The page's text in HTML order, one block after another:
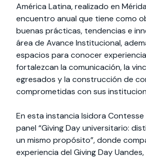
América Latina, realizado en
encuentro anual que tiene como
buenas prácticas, tendencias e
área de Avance Institucional,
espacios para conocer
fortalezcan la comunicación, la
egresados y la construcción de
comprometidas con sus
En esta instancia Isidora
panel “Giving Day universitario:
un mismo propósito”, donde
experiencia del Giving Day